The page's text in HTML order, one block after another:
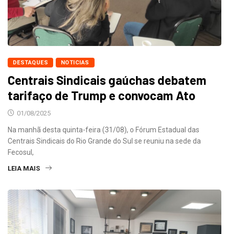
DESTAQUES NOTICIAS
Centrais Sindicais gaúchas debatem
tarifaço de Trump e convocam Ato
01/08/2025
Na manhã desta quinta-feira (31/08), o Fórum Estadual das
Centrais Sindicais do Rio Grande do Sul se reuniu na sede da
Fecosul,
LEIA MAIS